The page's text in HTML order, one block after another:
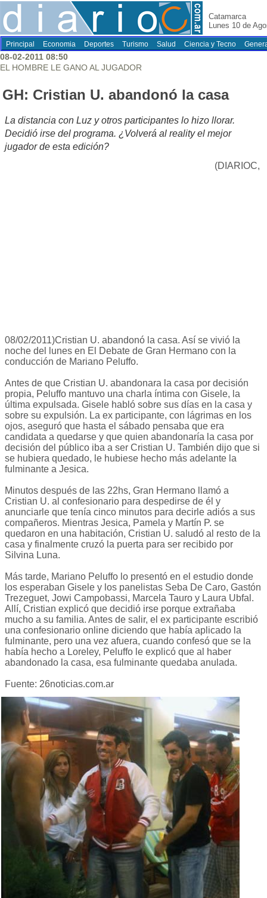
Catamarca
Lunes 10 de
Principal Economia Deportes Turismo Salud Ciencia y Tecno
08-02-2011 08:50
EL HOMBRE LE GANO AL JUGADOR
GH: Cristian U. abandonó la casa
La distancia con Luz y otros participantes lo hizo llorar.
Decidió irse del programa. ¿Volverá al reality el mejor
jugador de esta edición?
(DIARIOC,
08/02/2011)Cristian U. abandonó la casa. Así se vivió la
noche del lunes en El Debate de Gran Hermano con la
conducción de Mariano Peluffo.
Antes de que Cristian U. abandonara la casa por decisión
propia, Peluffo mantuvo una charla íntima con Gisele, la
última expulsada. Gisele habló sobre sus días en la casa y
sobre su expulsión. La ex participante, con lágrimas en los
ojos, aseguró que hasta el sábado pensaba que era
candidata a quedarse y que quien abandonaría la casa por
decisión del público iba a ser Cristian U. También dijo que si
se hubiera quedado, le hubiese hecho más adelante la
fulminante a Jesica.
Minutos después de las 22hs, Gran Hermano llamó a
Cristian U. al confesionario para despedirse de él y
anunciarle que tenía cinco minutos para decirle adiós a sus
compañeros. Mientras Jesica, Pamela y Martín P. se
quedaron en una habitación, Cristian U. saludó al resto de la
casa y finalmente cruzó la puerta para ser recibido por
Silvina Luna.
Más tarde, Mariano Peluffo lo presentó en el estudio donde
los esperaban Gisele y los panelistas Seba De Caro, Gastón
Trezeguet, Jowi Campobassi, Marcela Tauro y Laura Ubfal.
Allí, Cristian explicó que decidió irse porque extrañaba
mucho a su familia. Antes de salir, el ex participante escribió
una confesionario online diciendo que había aplicado la
fulminante, pero una vez afuera, cuando confesó que se la
había hecho a Loreley, Peluffo le explicó que al haber
abandonado la casa, esa fulminante quedaba anulada.
Fuente: 26noticias.com.ar